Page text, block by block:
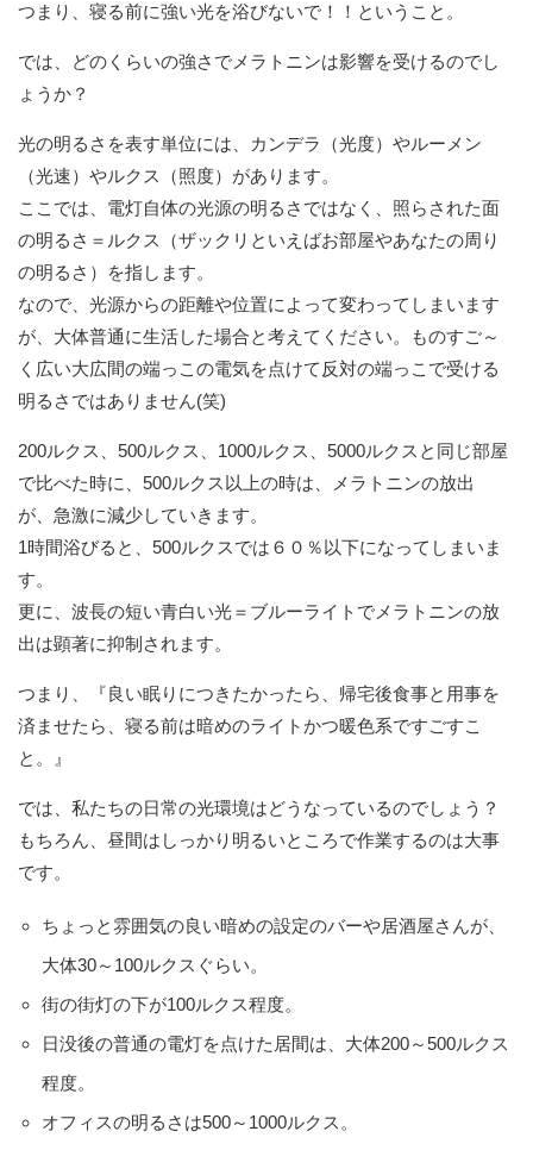
つまり、寝る前に強い光を浴びないで！！ということ。
では、どのくらいの強さでメラトニンは影響を受けるのでし
ょうか？
光の明るさを表す単位には、カンデラ（光度）やルーメン
（光速）やルクス（照度）があります。
ここでは、電灯自体の光源の明るさではなく、照らされた面
の明るさ＝ルクス（ザックリといえばお部屋やあなたの周り
の明るさ）を指します。
なので、光源からの距離や位置によって変わってしまいます
が、大体普通に生活した場合と考えてください。ものすご～
く広い大広間の端っこの電気を点けて反対の端っこで受ける
明るさではありません(笑)
200ルクス、500ルクス、1000ルクス、5000ルクスと同じ部屋
で比べた時に、500ルクス以上の時は、メラトニンの放出
が、急激に減少していきます。
1時間浴びると、500ルクスでは６０％以下になってしまいま
す。
更に、波長の短い青白い光＝ブルーライトでメラトニンの放
出は顕著に抑制されます。
つまり、『良い眠りにつきたかったら、帰宅後食事と用事を
済ませたら、寝る前は暗めのライトかつ暖色系ですごすこ
と。』
では、私たちの日常の光環境はどうなっているのでしょう？
もちろん、昼間はしっかり明るいところで作業するのは大事
です。
ちょっと雰囲気の良い暗めの設定のバーや居酒屋さんが、
大体30～100ルクスぐらい。
街の街灯の下が100ルクス程度。
日没後の普通の電灯を点けた居間は、大体200～500ルクス
程度。
オフィスの明るさは500～1000ルクス。